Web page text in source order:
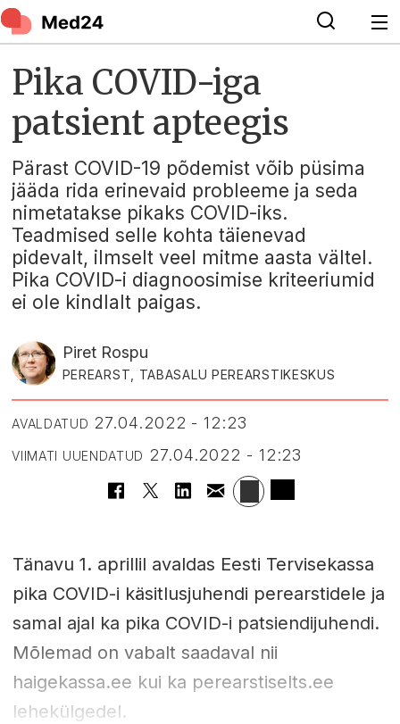
Pika COVID-iga
patsient apteegis
Pärast COVID-19 põdemist võib püsima
jääda rida erinevaid probleeme ja seda
nimetatakse pikaks COVID-iks.
Teadmised selle kohta täienevad
pidevalt, ilmselt veel mitme aasta vältel.
Pika COVID-i diagnoosimise kriteeriumid
ei ole kindlalt paigas.
Piret Rospu
PEREARST, TABASALU PEREARSTIKESKUS
AVALDATUD 27.04.2022 - 12:23
VIIMATI UUENDATUD 27.04.2022 - 12:23
Tänavu 1. aprillil avaldas Eesti Tervisekassa
pika COVID-i käsitlusjuhendi perearstidele ja
samal ajal ka pika COVID-i patsiendijuhendi.
Mõlemad on vabalt saadaval nii
haigekassa.ee kui ka perearstiselts.ee
lehekülgedel.